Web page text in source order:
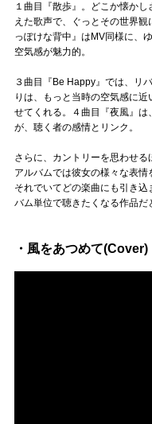
１曲目『散歩』。どこか懐か
えた歌声で、ぐっとその世界
っぽけな背中』はMV同様に、
空気感が魅力的。
３曲目『Be Happy』では、リ
りは、もっと当時の空気感に
せてくれる。４曲目『夜風』
が、聴く者の感情とリンク。
さらに、カントリーを思わせ
アルバムでは彼女の様々な表情
それでいてどの楽曲にも引き
バム単位で聴きたくなる作品だ
・風をあつめて